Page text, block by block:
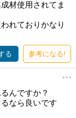
材使用されてま
れておりかなり
る 参考になる!
んですか？
なら良いです